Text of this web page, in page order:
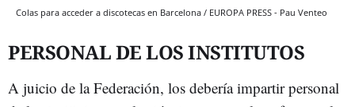
Colas para acceder a discotecas en Barcelona / EUROPA PRESS - Pau Venteo
PERSONAL DE LOS INSTITUTOS
A juicio de la Federación, los debería impartir personal